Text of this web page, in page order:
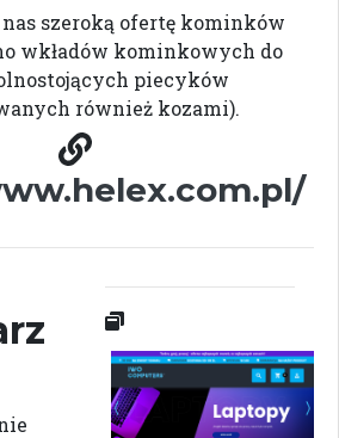
szeroką ofertę kominków
wkładów kominkowych do
piecyków
również kozami).